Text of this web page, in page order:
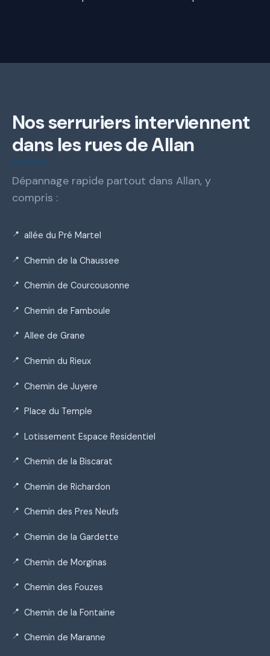
Nos serruriers interviennent
dans les rues de Allan
Dépannage rapide partout dans Allan, y
compris :
allée du Pré Martel
Chemin de la Chaussee
Chemin de Courcousonne
Chemin de Famboule
Allee de Grane
Chemin du Rieux
Chemin de Juyere
Place du Temple
Lotissement Espace Residentiel
Chemin de la Biscarat
Chemin de Richardon
Chemin des Pres Neufs
Chemin de la Gardette
Chemin de Morginas
Chemin des Fouzes
Chemin de la Fontaine
Chemin de Maranne